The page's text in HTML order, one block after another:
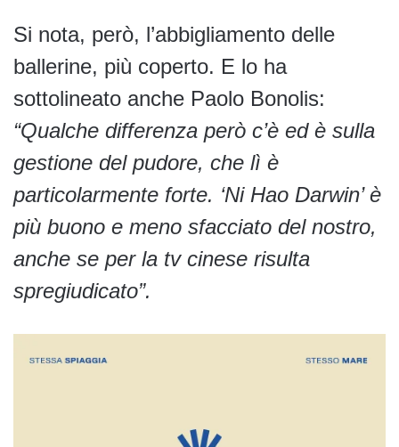
Si nota, però, l’abbigliamento delle
ballerine, più coperto. E lo ha
sottolineato anche Paolo Bonolis:
“Qualche differenza però c’è ed è sulla
gestione del pudore, che lì è
particolarmente forte. ‘Ni Hao Darwin’ è
più buono e meno sfacciato del nostro,
anche se per la tv cinese risulta
spregiudicato”.